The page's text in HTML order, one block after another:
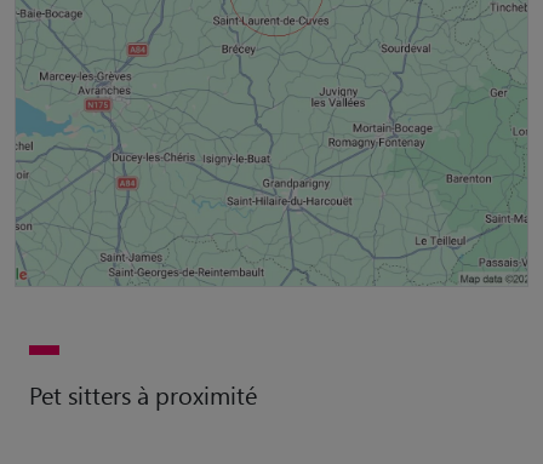
Pet sitters à proximité